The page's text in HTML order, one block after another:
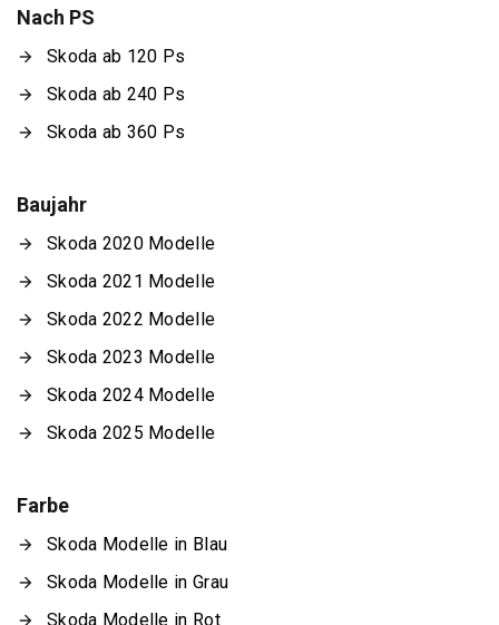
Nach PS
Skoda ab 120 Ps
Skoda ab 240 Ps
Skoda ab 360 Ps
Baujahr
Skoda 2020 Modelle
Skoda 2021 Modelle
Skoda 2022 Modelle
Skoda 2023 Modelle
Skoda 2024 Modelle
Skoda 2025 Modelle
Farbe
Skoda Modelle in Blau
Skoda Modelle in Grau
Skoda Modelle in Rot